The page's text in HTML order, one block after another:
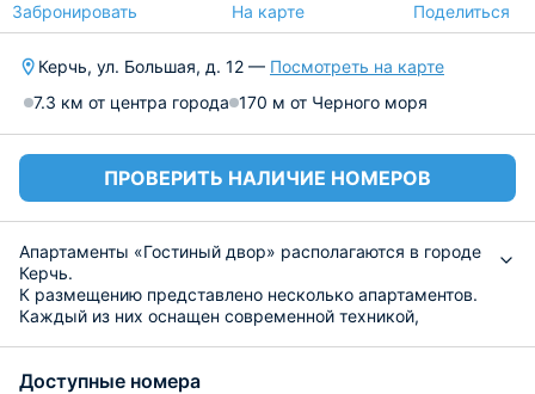
Забронировать На карте Поделиться
Керчь, ул. Большая, д. 12 — Посмотреть на карте
7.3 км от центра города 170 м от Черного моря
ПРОВЕРИТЬ НАЛИЧИЕ НОМЕРОВ
Апартаменты «Гостиный двор» располагаются в городе
Керчь.
К размещению представлено несколько апартаментов.
Каждый из них оснащен современной техникой,
сети интернет.
Доступные номера